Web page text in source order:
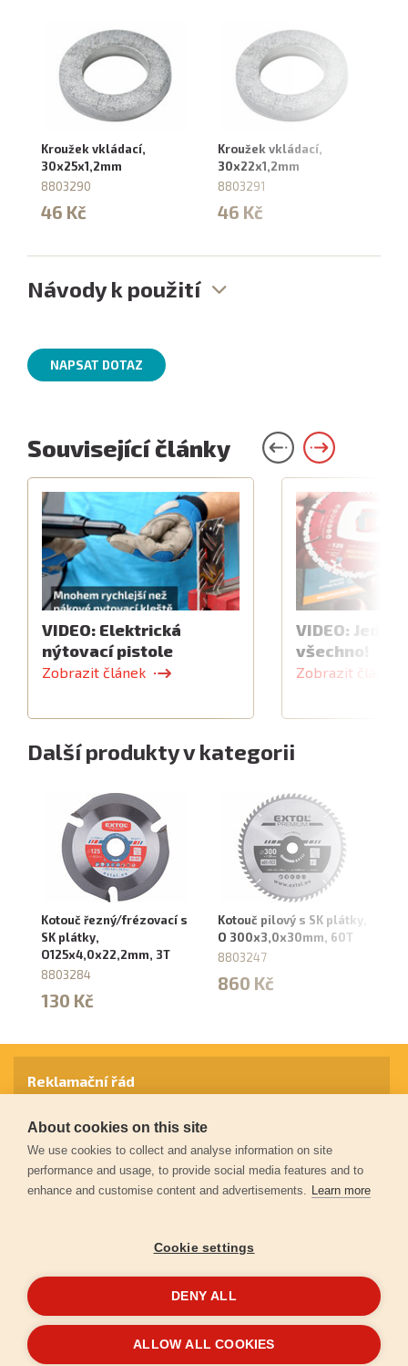
Kroužek vkládací,
30x25x1,2mm
8803290
46 Kč
Kroužek vkládací,
30x22x1,2mm
8803291
46 Kč
Návody k použití
NAPSAT DOTAZ
Související články
VIDEO: Elektrická
nýtovací pistole
Zobrazit článek
VIDEO:
všechno!
Zobrazit článek
Další produkty v kategorii
Kotouč řezný/frézovací s
SK plátky,
O125x4,0x22,2mm, 3T
8803284
130 Kč
Kotouč pilový s SK plátky,
O 300x3,0x30mm, 60T
8803247
860 Kč
© 2026Extol.cz- Všechna práva vyhrazena
Reklamační řád
Záruční podmínky
Ochrana osobních údajů
VytvořiloFEO
About cookies on this site
We use cookies to collect and analyse information on site
performance and usage, to provide social media features and to
enhance and customise content and advertisements. Learn more
Cookie settings
DENY ALL
ALLOW ALL COOKIES